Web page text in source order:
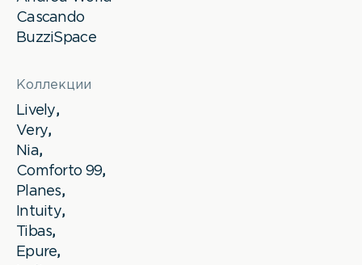
Cascando
BuzziSpace
Коллекции
Lively,
Very,
Nia,
Comforto 99,
Planes,
Intuity,
Tibas,
Epure,